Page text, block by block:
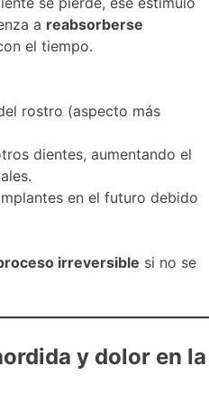
a reabsorberse
el tiempo.
rostro (aspecto más
dientes, aumentando el
en el futuro debido
irreversible si no se
y dolor en la